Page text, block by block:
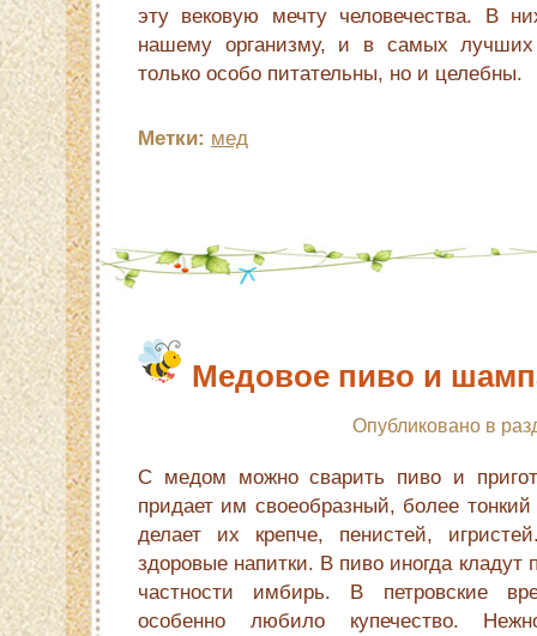
эту вековую мечту человечества. В
нашему организму, и в самых
только особо питательны, но и целебны.
Метки: мед
Медовое пиво и
Опубликовано в
С медом можно сварить пиво и
придает им своеобразный, более
делает их крепче, пенистей,
здоровые напитки. В пиво иногда кладут
частности имбирь. В петровские
особенно любило купечество.